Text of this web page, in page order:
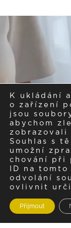
K ukládání
o zařízení
jsou
abychom
zobrazovali
Souhlas s
umožní
chování při
ID na
odvolání
ovlivnit
Přijmout